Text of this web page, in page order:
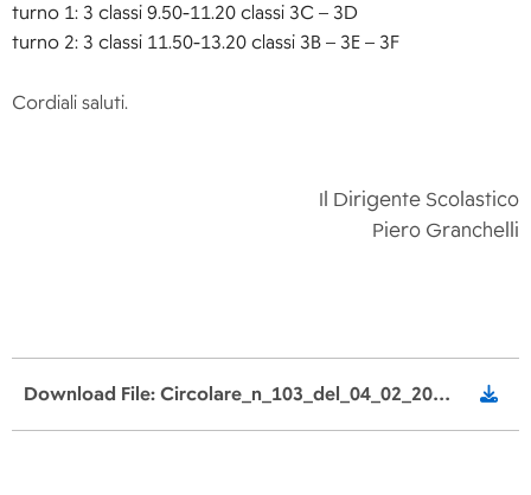
turno 1: 3 classi 9.50-11.20 classi 3C – 3D
turno 2: 3 classi 11.50-13.20 classi 3B – 3E – 3F
Cordiali saluti.
Il Dirigente Scolastico
Piero Granchelli
Download File: Circolare_n_103_del_04_02_2025_Incontri_con_l_autore.pdf